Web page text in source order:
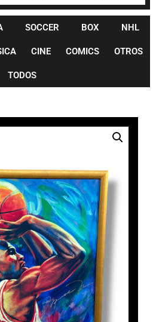
SOCCER BOX NHL
CINE COMICS OTROS
TODOS